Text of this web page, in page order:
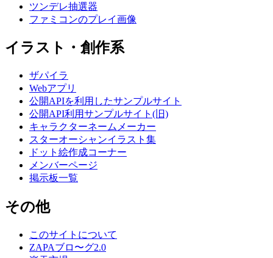
ツンデレ抽選器
ファミコンのプレイ画像
イラスト・創作系
ザパイラ
Webアプリ
公開APIを利用したサンプルサイト
公開API利用サンプルサイト(旧)
キャラクターネームメーカー
スターオーシャンイラスト集
ドット絵作成コーナー
メンバーページ
掲示板一覧
その他
このサイトについて
ZAPAブロ〜グ2.0